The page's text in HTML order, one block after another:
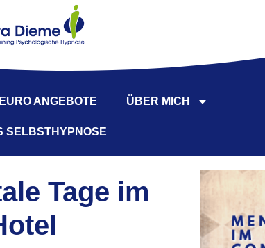
ANGEBOTE ÜBER MICH
SELBSTHYPNOSE
Tage im